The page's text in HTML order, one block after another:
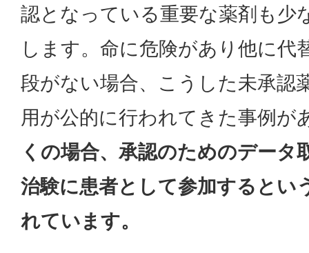
認となっている重要な薬剤も少
します。命に危険があり他に代
段がない場合、こうした未承認
用が公的に行われてきた事例が
くの場合、承認のためのデータ
治験に患者として参加するとい
れています。